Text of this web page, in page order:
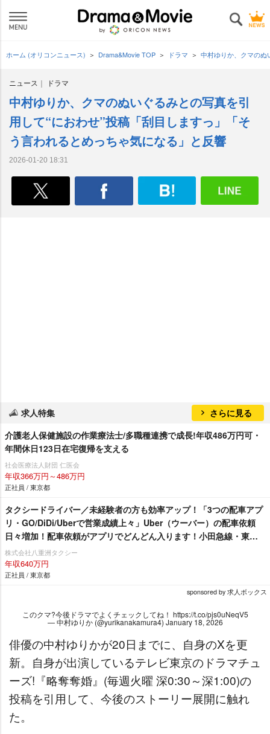
ホーム (オリコンニュース) Drama&Movie TOP ドラマ 中村ゆりか、クマのぬ
ニュース ドラマ
中村ゆりか、クマのぬいぐるみとの写真を引
用して“におわせ”投稿「刮目しますっ」「そ
う言われるとめっちゃ気になる」と反響
2026-01-20 18:31
求人特集
さらに見る
介護老人保健施設の作業療法士/多職種連携で成長!年収486万円可・
年間休日123日在宅復帰を支える
社会医療法人財団 仁医会
年収366万円～486万円
正社員 / 東京都
タクシードライバー／未経験者の方も効率アップ！「3つの配車アプ
リ・GO/DiDi/Uberで営業成績上々」Uber（ウーバー）の配車依頼
日々増加！配車依頼がアプリでどんどん入ります！小田急線・東急
田園都市沿線にお住まいの方必見☆ 未経験者の方も安心「3ヶ月30
万円給料保証」乗務員さん最優先の職場環境！ 嬉しい待遇も盛りだ
くさん♪「 経験者対象で入社20万円支給！」シフトの相談も親身に
株式会社八重洲タクシー
年収640万円
正社員 / 東京都
sponsored by 求人ボックス
このクマ?今後ドラマでよくチェックしてね！ https://t.co/pjs0uNeqV5
— 中村ゆりか (@yurikanakamura4) January 18, 2026
俳優の中村ゆりかが20日までに、自身のXを更
新。自身が出演しているテレビ東京のドラマチュ
ーズ!『略奪奪婚』(毎週火曜 深0:30～深1:00)の
投稿を引用して、今後のストーリー展開に触れ
た。